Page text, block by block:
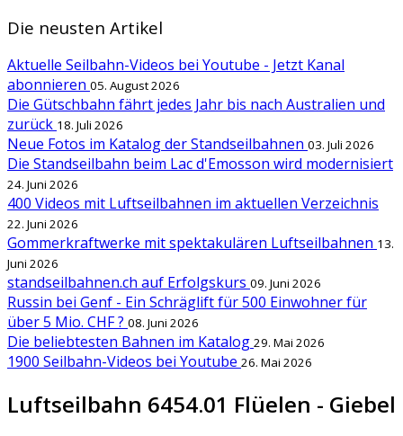
Die neusten Artikel
Aktuelle Seilbahn-Videos bei Youtube - Jetzt Kanal
abonnieren 05. August 2026
Die Gütschbahn fährt jedes Jahr bis nach Australien und
zurück 18. Juli 2026
Neue Fotos im Katalog der Standseilbahnen 03. Juli 2026
Die Standseilbahn beim Lac d'Emosson wird modernisiert
24. Juni 2026
400 Videos mit Luftseilbahnen im aktuellen Verzeichnis
22. Juni 2026
Gommerkraftwerke mit spektakulären Luftseilbahnen 13.
Juni 2026
standseilbahnen.ch auf Erfolgskurs 09. Juni 2026
Russin bei Genf - Ein Schräglift für 500 Einwohner für
über 5 Mio. CHF ? 08. Juni 2026
Die beliebtesten Bahnen im Katalog 29. Mai 2026
1900 Seilbahn-Videos bei Youtube 26. Mai 2026
Luftseilbahn 6454.01 Flüelen - Giebel